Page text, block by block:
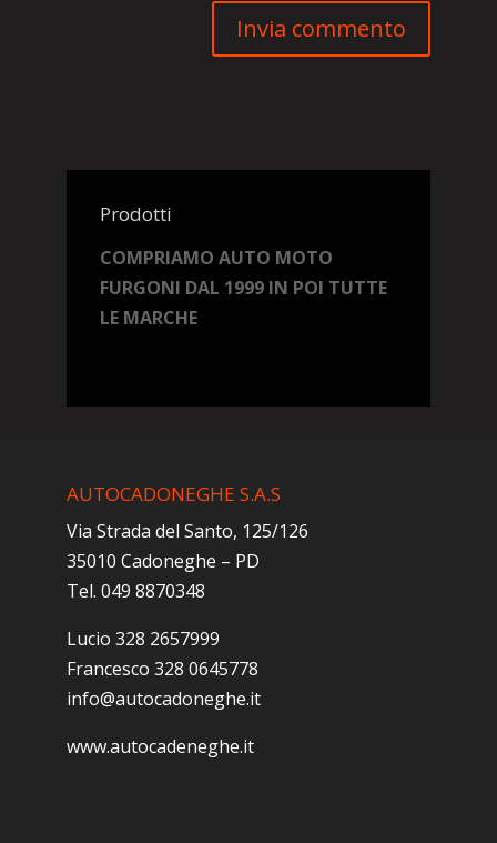
Prodotti
COMPRIAMO AUTO MOTO
FURGONI DAL 1999 IN POI TUTTE
LE MARCHE
AUTOCADONEGHE S.A.S
Via Strada del Santo, 125/126
35010 Cadoneghe – PD
Tel. 049 8870348
Lucio 328 2657999
Francesco 328 0645778
info@autocadoneghe.it
www.autocadeneghe.it